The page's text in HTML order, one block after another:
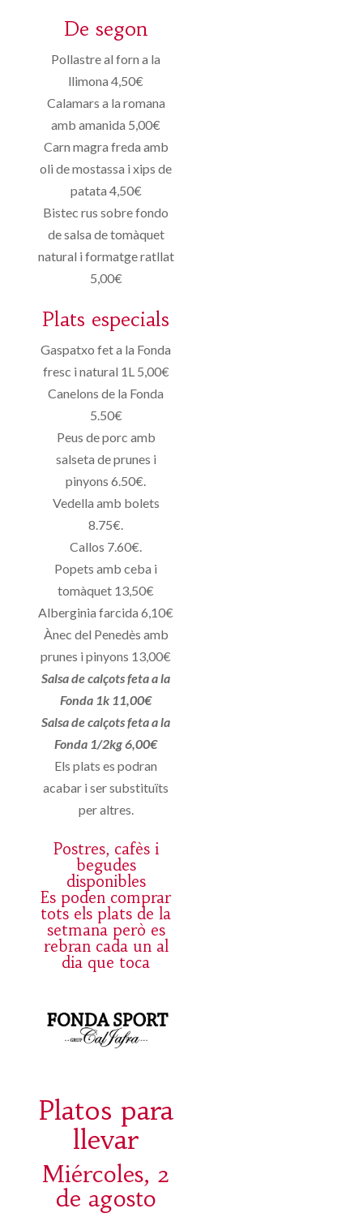
De segon
Pollastre al forn a la
llimona 4,50€
Calamars a la romana
amb amanida 5,00€
Carn magra freda amb
oli de mostassa i xips de
patata 4,50€
Bistec rus sobre fondo
de salsa de tomàquet
natural i formatge ratllat
5,00€
Plats especials
Gaspatxo fet a la Fonda
fresc i natural 1L 5,00€
Canelons de la Fonda
5.50€
Peus de porc amb
salseta de prunes i
pinyons 6.50€.
Vedella amb bolets
8.75€.
Callos 7.60€.
Popets amb ceba i
tomàquet 13,50€
Alberginia farcida 6,10€
Ànec del Penedès amb
prunes i pinyons 13,00€
Salsa de calçots feta a la
Fonda 1k 11,00€
Salsa de calçots feta a la
Fonda 1/2kg 6,00€
Els plats es podran
acabar i ser substituïts
per altres.
Postres, cafès i
begudes
disponibles
Es poden comprar
tots els plats de la
setmana però es
rebran cada un al
dia que toca
Platos para
llevar
Miércoles, 2
de agosto